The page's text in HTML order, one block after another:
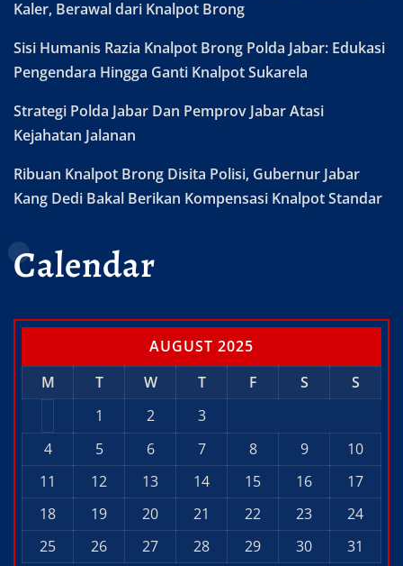
Kaler, Berawal dari Knalpot Brong
Sisi Humanis Razia Knalpot Brong Polda Jabar: Edukasi
Pengendara Hingga Ganti Knalpot Sukarela
Strategi Polda Jabar Dan Pemprov Jabar Atasi
Kejahatan Jalanan
Ribuan Knalpot Brong Disita Polisi, Gubernur Jabar
Kang Dedi Bakal Berikan Kompensasi Knalpot Standar
Calendar
AUGUST 2025
M
T W T F S
S
1
2
3
4
5 6 7 8 9
10
11
12 13 14 15 16
17
18
19 20 21 22 23
24
25
26 27 28 29 30
31